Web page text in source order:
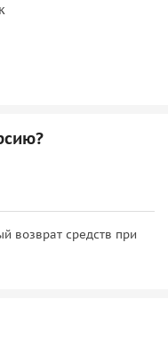
возврат средств при